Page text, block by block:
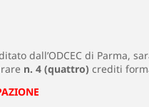
dall’ODCEC di Parma,
n. 4 (quattro) crediti